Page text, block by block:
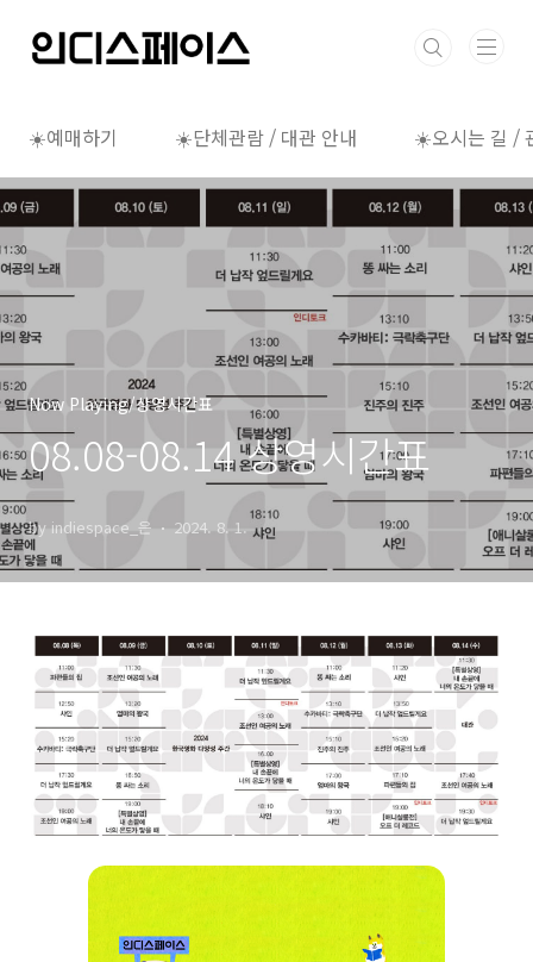
☀️예매하기 ☀️단체관람 / 대관 안내 ☀️오시는 길 /
Now Playing/상영시간표
08.08-08.14 상영시간표
by indiespace_은 2024. 8. 1.